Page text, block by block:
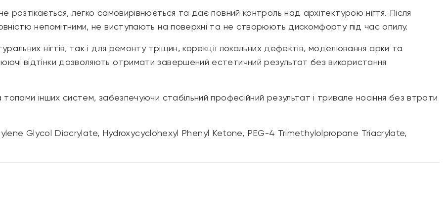
розтікається, легко самовирівнюється та дає повний контроль над архітектурою нігтя. Після
непомітними, не виступають на поверхні та не створюють дискомфорту під час опилу.
нігтів, так і для ремонту тріщин, корекції локальних дефектів, моделювання арки та
відтінки дозволяють отримати завершений естетичний результат без використання
інших систем, забезпечуючи стабільний професійний результат і тривале носіння без втрати
Glycol Diacrylate, Hydroxycyclohexyl Phenyl Ketone, PEG-4 Trimethylolpropane Triacrylate,